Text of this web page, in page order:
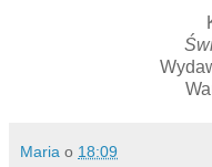
Maria o 18:09